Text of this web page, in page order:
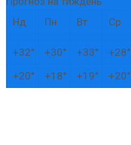
Нд
Пн Вт Ср
+32° +30° +33° +28°
+20° +18° +19° +20°